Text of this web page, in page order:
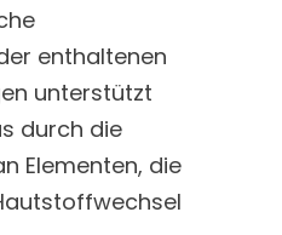
enthaltenen
unterstützt
durch die
Elementen, die